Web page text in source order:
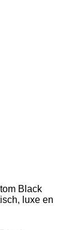
Black
luxe en